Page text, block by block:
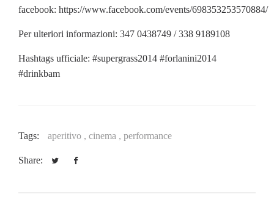
facebook: https://www.facebook.com/events/698353253570884/
Per ulteriori informazioni: 347 0438749 / 338 9189108
Hashtags ufficiale: #supergrass2014 #forlanini2014
#drinkbam
Tags: aperitivo , cinema , performance
Share: